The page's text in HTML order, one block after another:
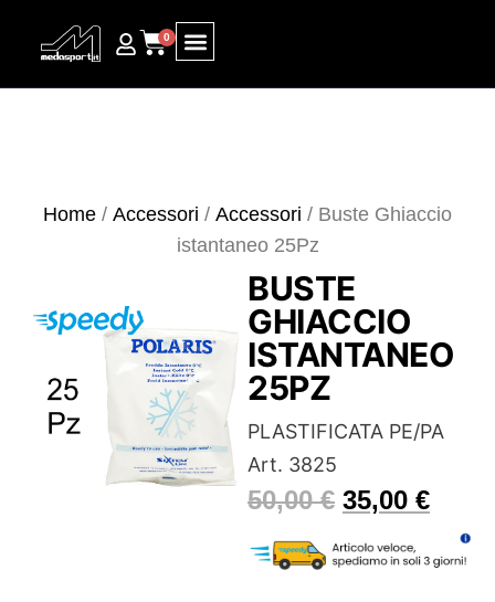
0
Home / Accessori / Accessori / Buste Ghiaccio
istantaneo 25Pz
BUSTE
GHIACCIO
ISTANTANEO
25PZ
PLASTIFICATA PE/PA
Art. 3825
50,00€ 35,00 €